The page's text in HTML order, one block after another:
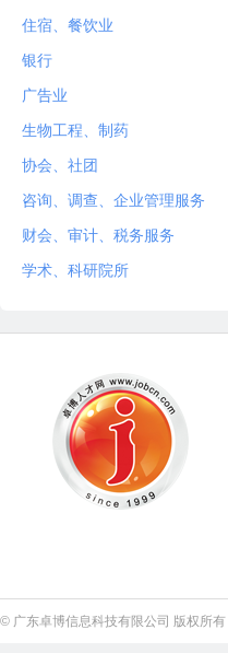
住宿、餐饮业
银行
广告业
生物工程、制药
协会、社团
咨询、调查、企业管理服务
财会、审计、税务服务
学术、科研院所
© 广东卓博信息科技有限公司 版权所有